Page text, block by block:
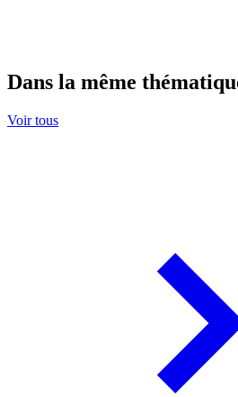
Dans la même
Voir tous